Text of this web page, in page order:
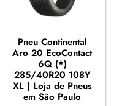
Pneu Continental
Aro 20 EcoContact
6Q (*)
285/40R20 108Y
XL | Loja de Pneus
em São Paulo